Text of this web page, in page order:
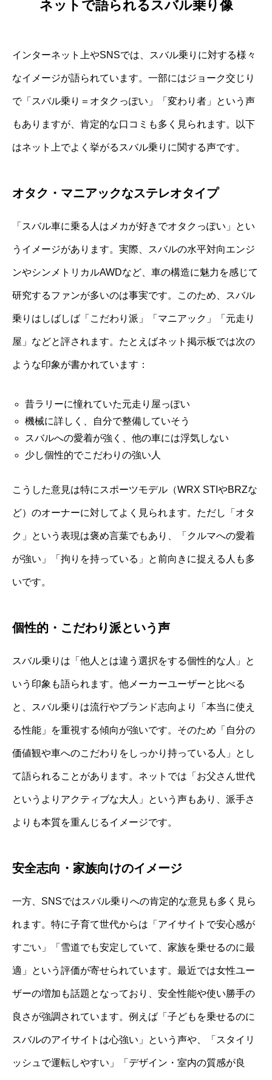
ネットで語られるスバル乗り像
インターネット上やSNSでは、スバル乗りに対する様々
なイメージが語られています。一部にはジョーク交じり
で「スバル乗り＝オタクっぽい」「変わり者」という声
もありますが、肯定的な口コミも多く見られます。以下
はネット上でよく挙がるスバル乗りに関する声です。
オタク・マニアックなステレオタイプ
「スバル車に乗る人はメカが好きでオタクっぽい」とい
うイメージがあります。実際、スバルの水平対向エンジ
ンやシンメトリカルAWDなど、車の構造に魅力を感じて
研究するファンが多いのは事実です。このため、スバル
乗りはしばしば「こだわり派」「マニアック」「元走り
屋」などと評されます。たとえばネット掲示板では次の
ような印象が書かれています：
昔ラリーに憧れていた元走り屋っぽい
機械に詳しく、自分で整備していそう
スバルへの愛着が強く、他の車には浮気しない
少し個性的でこだわりの強い人
こうした意見は特にスポーツモデル（WRX STIやBRZな
ど）のオーナーに対してよく見られます。ただし「オタ
ク」という表現は褒め言葉でもあり、「クルマへの愛着
が強い」「拘りを持っている」と前向きに捉える人も多
いです。
個性的・こだわり派という声
スバル乗りは「他人とは違う選択をする個性的な人」と
いう印象も語られます。他メーカーユーザーと比べる
と、スバル乗りは流行やブランド志向より「本当に使え
る性能」を重視する傾向が強いです。そのため「自分の
価値観や車へのこだわりをしっかり持っている人」とし
て語られることがあります。ネットでは「お父さん世代
というよりアクティブな大人」という声もあり、派手さ
よりも本質を重んじるイメージです。
安全志向・家族向けのイメージ
一方、SNSではスバル乗りへの肯定的な意見も多く見ら
れます。特に子育て世代からは「アイサイトで安心感が
すごい」「雪道でも安定していて、家族を乗せるのに最
適」という評価が寄せられています。最近では女性ユー
ザーの増加も話題となっており、安全性能や使い勝手の
良さが強調されています。例えば「子どもを乗せるのに
スバルのアイサイトは心強い」という声や、「スタイリ
ッシュで運転しやすい」「デザイン・室内の質感が良